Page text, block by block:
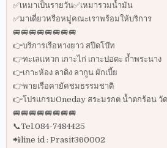
✅เหมาเป็นรายวัน✅เหมารวมน้ำมัน
✅มาเดี่ยวหรือหมู่คณะเราพร้อมให้บริการ
🚐🚐🚐🚐🚐🚐🚐🚐
👉บริการเรือหางยาว สปีดโบ๊ท
👉ทะเลแหวก เกาะไก่ เกาะปอดะ ถ้ำพระนาง
👉เกาะห้อง ลาดิง ลากูน ผักเบี้ย
👉พายเรือคายัคชมธรรมชาติ
👉โปรแกรมOneday สระมรกต น้ำตกร้อน วัด
🚐🚐🚐🚐🚐🚐🚐🚐
📞Tel.084-7484425
📲line id : Prasit360002